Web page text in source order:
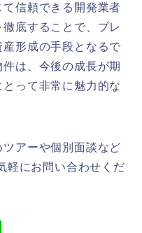
信頼できる開発業者
底することで、プレ
形成の手段となるで
は、今後の成長が期
って非常に魅力的な
アーや個別面談など
軽にお問い合わせくだ